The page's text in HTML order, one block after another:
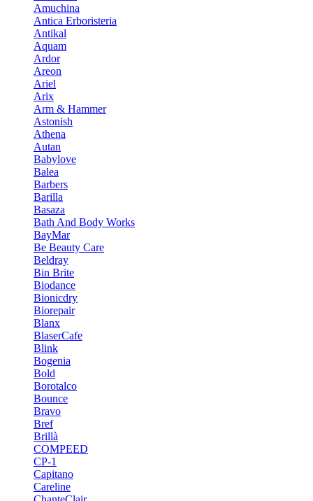
Amuchina
Antica Erboristeria
Antikal
Aquam
Ardor
Areon
Ariel
Arix
Arm & Hammer
Astonish
Athena
Autan
Babylove
Balea
Barbers
Barilla
Basaza
Bath And Body Works
BayMar
Be Beauty Care
Beldray
Bin Brite
Biodance
Bionicdry
Biorepair
Blanx
BlaserCafe
Blink
Bogenia
Bold
Borotalco
Bounce
Bravo
Bref
Brillà
COMPEED
CP-1
Capitano
Careline